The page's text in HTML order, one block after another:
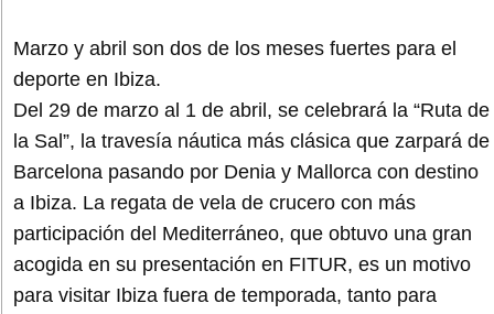
Marzo y abril son dos de los meses fuertes para el
deporte en Ibiza.
Del 29 de marzo al 1 de abril, se celebrará la “Ruta de
la Sal”, la travesía náutica más clásica que zarpará de
Barcelona pasando por Denia y Mallorca con destino
a Ibiza. La regata de vela de crucero con más
participación del Mediterráneo, que obtuvo una gran
acogida en su presentación en FITUR, es un motivo
para visitar Ibiza fuera de temporada, tanto para